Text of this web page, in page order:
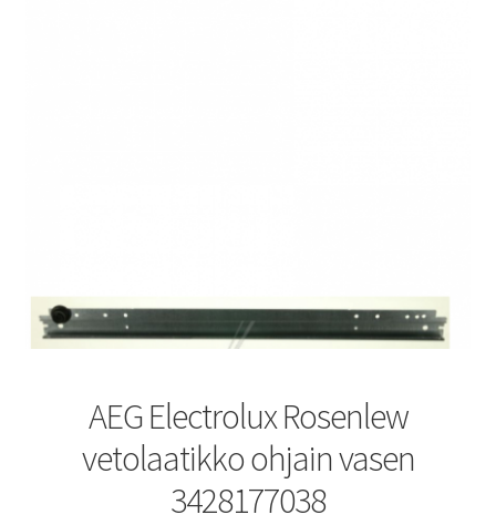
AEG Electrolux Rosenlew
vetolaatikko ohjain vasen
3428177038